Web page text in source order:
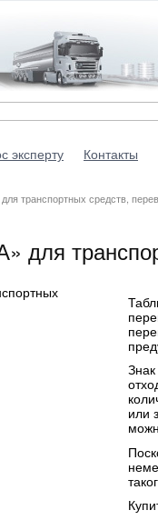
эксперту Контакты
транспортных средств,
для
или